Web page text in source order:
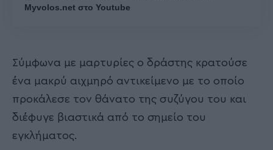
Myvolos.net στο Youtube
Σύμφωνα με μαρτυρίες ο δράστης κρατούσε
ένα μακρύ αιχμηρό αντικείμενο με το οποίο
προκάλεσε τον θάνατο της συζύγου του και
διέφυγε βιαστικά από το σημείο του
εγκλήματος.